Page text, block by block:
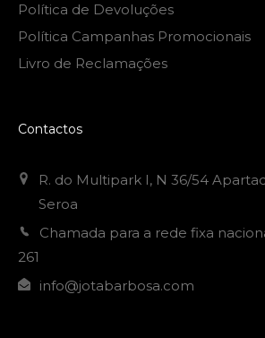
Política de Devoluções
Política Campanhas Promocionais
Livro de Reclamações
Contactos
R. do Multipark I, N 36/54
Seroa
Chamada para a rede fixa
261
info@jotabarbosa.com